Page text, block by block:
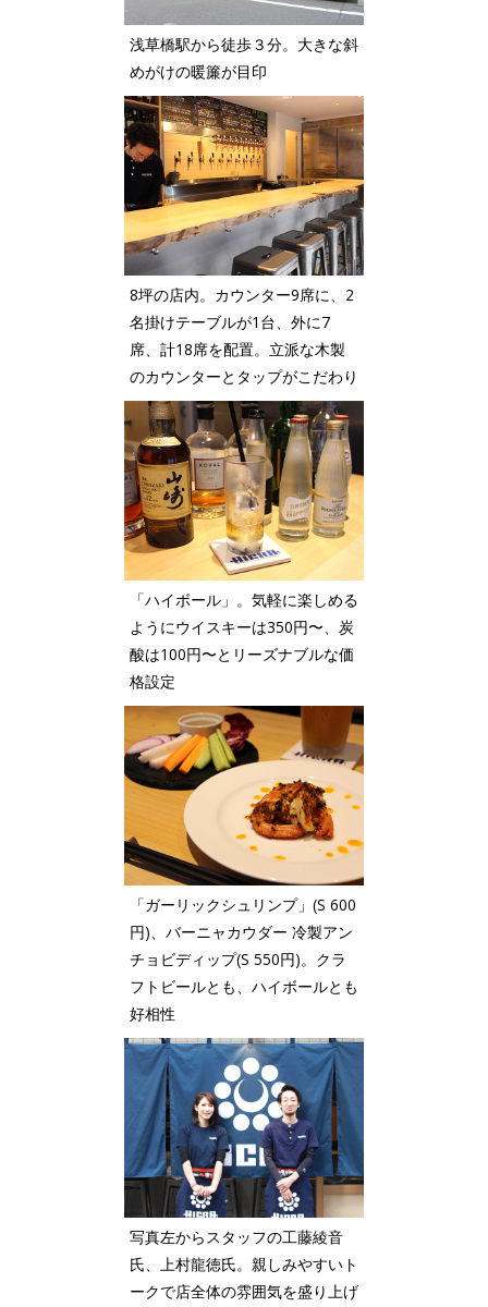
浅草橋駅から徒歩３分。大きな斜
めがけの暖簾が目印
8坪の店内。カウンター9席に、2
名掛けテーブルが1台、外に7
席、計18席を配置。立派な木製
のカウンターとタップがこだわり
「ハイボール」。気軽に楽しめる
ようにウイスキーは350円〜、炭
酸は100円〜とリーズナブルな価
格設定
「ガーリックシュリンプ」(S 600
円)、バーニャカウダー 冷製アン
チョビディップ(S 550円)。クラ
フトビールとも、ハイボールとも
好相性
写真左からスタッフの工藤綾音
氏、上村龍徳氏。親しみやすいト
ークで店全体の雰囲気を盛り上げ